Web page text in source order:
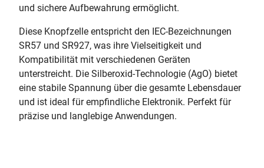
und sichere Aufbewahrung ermöglicht.
Diese Knopfzelle entspricht den IEC-Bezeichnungen
SR57 und SR927, was ihre Vielseitigkeit und
Kompatibilität mit verschiedenen Geräten
unterstreicht. Die Silberoxid-Technologie (AgO) bietet
eine stabile Spannung über die gesamte Lebensdauer
und ist ideal für empfindliche Elektronik. Perfekt für
präzise und langlebige Anwendungen.